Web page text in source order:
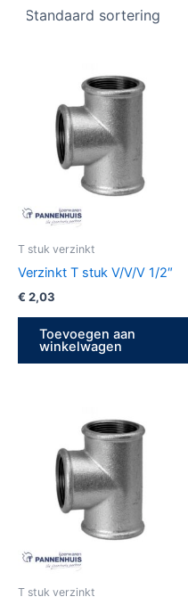
T stuk verzinkt
Verzinkt T stuk V/V/V 1/2″
€ 2,03
Toevoegen aan
winkelwagen
T stuk verzinkt